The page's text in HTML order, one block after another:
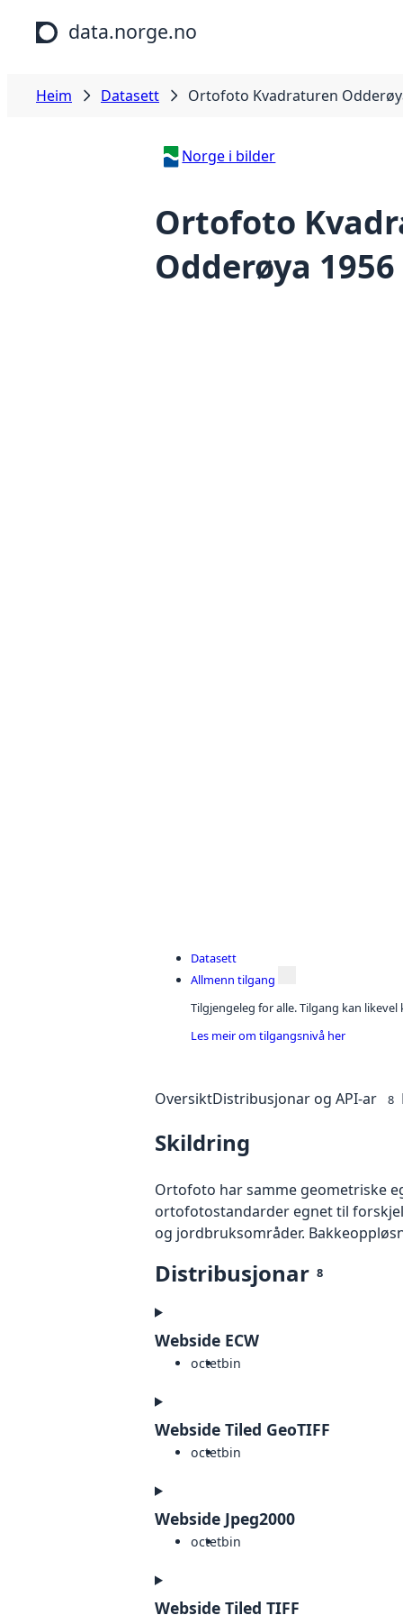
Hopp til hovudinnhald
data.norge.no
Heim Datasett Ortofoto Kvadraturen
Norge i bilder
Ortofoto
Odderøya 1956
Datasett
Allmenn tilgang
Tilgjengeleg for alle. Tilgang kan
Les meir om tilgangsnivå her
OversiktDistribusjonar og API-ar 8
Skildring
Ortofoto har samme geometriske
ortofotostandarder egnet til
og jordbruksområder.
Distribusjonar 8
Webside ECW
octetbin
Webside Tiled GeoTIFF
octetbin
Webside Jpeg2000
octetbin
Webside Tiled TIFF